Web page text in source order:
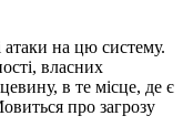
на цю систему.
власних
в те місце, де є
про загрозу